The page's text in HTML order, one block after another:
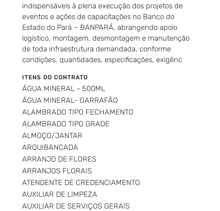
indispensáveis à plena execução dos projetos de
eventos e ações de capacitações no Banco do
Estado do Pará – BANPARÁ, abrangendo apoio
logístico, montagem, desmontagem e manutenção
de toda infraestrutura demandada, conforme
condições, quantidades, especificações, exigênc
ITENS DO CONTRATO
ÁGUA MINERAL - 500ML
ÁGUA MINERAL- GARRAFÃO
ALAMBRADO TIPO FECHAMENTO
ALAMBRADO TIPO GRADE
ALMOÇO/JANTAR
ARQUIBANCADA
ARRANJO DE FLORES
ARRANJOS FLORAIS
ATENDENTE DE CREDENCIAMENTO
AUXILIAR DE LIMPEZA
AUXILIAR DE SERVIÇOS GERAIS